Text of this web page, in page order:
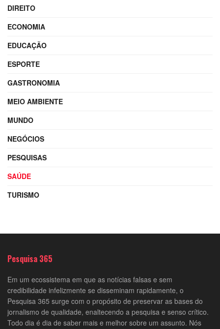
DIREITO
ECONOMIA
EDUCAÇÃO
ESPORTE
GASTRONOMIA
MEIO AMBIENTE
MUNDO
NEGÓCIOS
PESQUISAS
SAÚDE
TURISMO
Pesquisa 365
Em um ecossistema em que as notícias falsas e sem
credibilidade infelizmente se disseminam rapidamente, o
Pesquisa 365 surge com o propósito de preservar as bases do
jornalismo de qualidade, enaltecendo a pesquisa e senso crítico.
Todo dia é dia de saber mais e melhor sobre um assunto. Nós